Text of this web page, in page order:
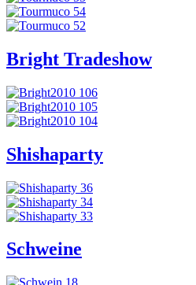
Bright Tradeshow
Shishaparty
Schweine